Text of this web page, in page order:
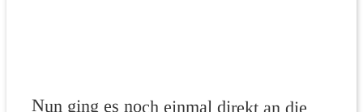
Nun ging es noch einmal direkt an die
Wasserkante. Auf den Schwimmenden
Pontons zeichneten wir die
schwankenden Barkassen und andere
Motive als Bildsammlung mit